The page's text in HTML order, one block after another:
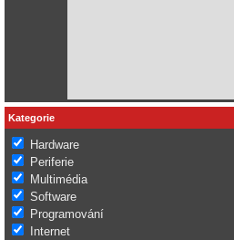
Kategorie
Hardware
Periferie
Multimédia
Software
Programování
Internet